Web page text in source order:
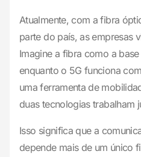
Atualmente, com a fibra
parte do país, as empresas
Imagine a fibra como a
enquanto o 5G funciona
uma ferramenta de
duas tecnologias trabalham
Isso significa que a
depende mais de um único